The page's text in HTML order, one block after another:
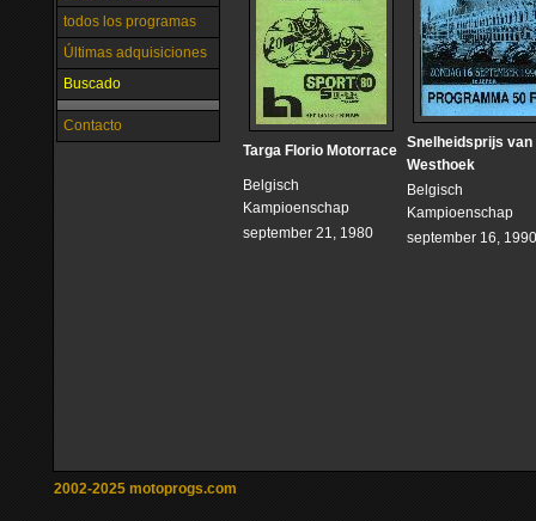
todos los programas
Últimas adquisiciones
Buscado
Contacto
Targa Florio Motorrace
Belgisch
Kampioenschap
september 21, 1980
Snelheidsprijs van
Westhoek
Belgisch
Kampioenschap
september 16, 1990
2002-2025 motoprogs.com